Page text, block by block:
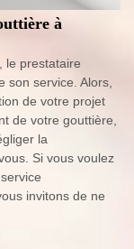
à
le prestataire
son service. Alors,
de votre projet
de votre gouttière,
la
Si vous voulez
invitons de ne